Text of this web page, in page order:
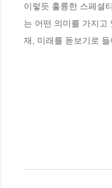
이렇듯 훌륭한 스페셜
는 어떤 의미를 가지고
재, 미래를 돋보기로 들